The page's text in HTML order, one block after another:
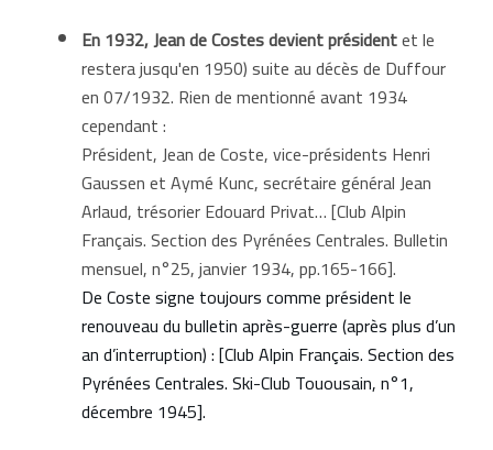
En 1932, Jean de Costes devient présidentet le
restera jusqu'en 1950) suite au décès de Duffour
en 07/1932. Rien de mentionné avant 1934
cependant :
Président, Jean de Coste, vice-présidents Henri
Gaussen et Aymé Kunc, secrétaire général Jean
Arlaud, trésorier Edouard Privat… [Club Alpin
Français. Section des Pyrénées Centrales. Bulletin
mensuel, n°25, janvier 1934, pp.165-166].
De Coste signe toujours comme président le
renouveau du bulletin après-guerre (après plus d’un
an d’interruption) : [Club Alpin Français. Section des
Pyrénées Centrales. Ski-Club Touousain, n°1,
décembre 1945].